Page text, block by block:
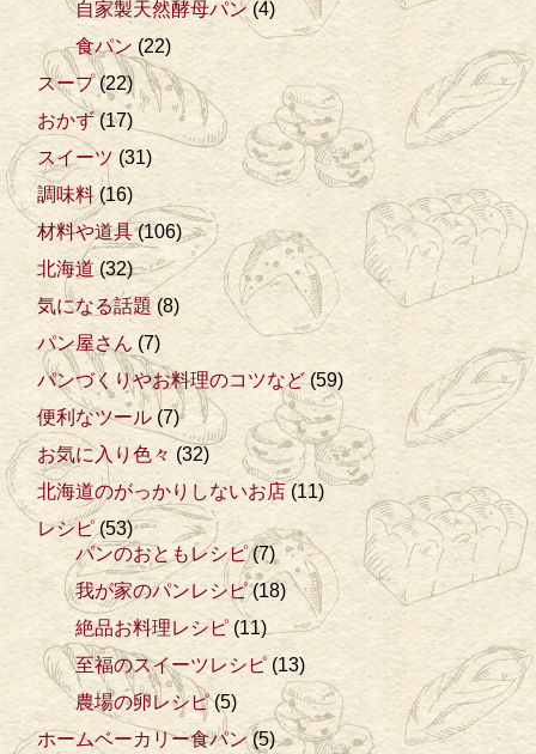
自家製天然酵母パン(4)
食パン (22)
スープ(22)
おかず(17)
スイーツ(31)
調味料(16)
材料や道具(106)
北海道(32)
気になる話題 (8)
パン屋さん (7)
パンづくりやお料理のコツなど(59)
便利なツール (7)
お気に入り色々 (32)
北海道のがっかりしないお店 (11)
レシピ(53)
パンのおともレシピ(7)
我が家のパンレシピ(18)
絶品お料理レシピ (11)
至福のスイーツレシピ (13)
農場の卵レシピ(5)
ホームベーカリー食パン(5)